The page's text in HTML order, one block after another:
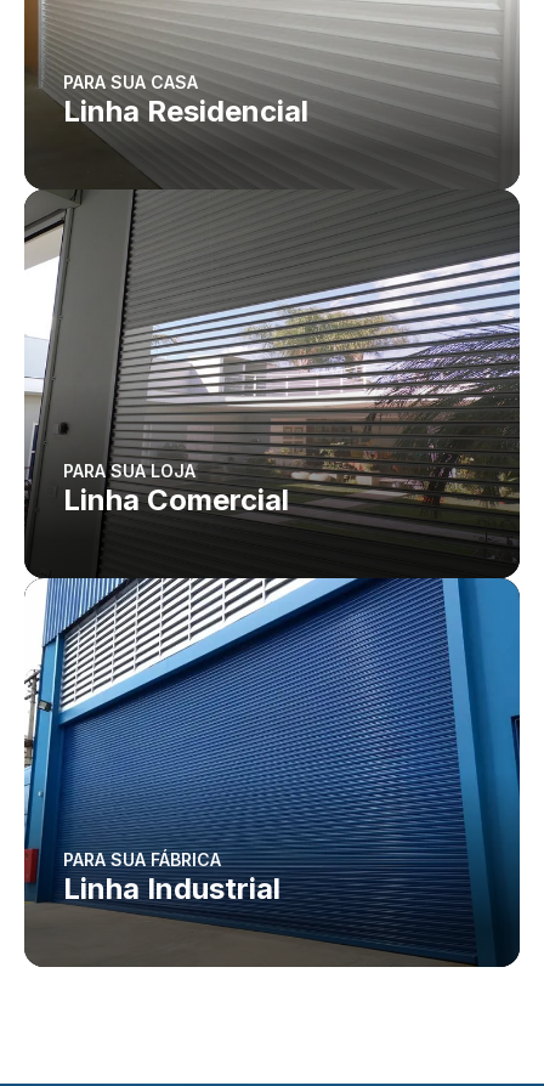
PARA SUA CASA
Linha Residencial
PARA SUA LOJA
Linha Comercial
PARA SUA FÁBRICA
Linha Industrial